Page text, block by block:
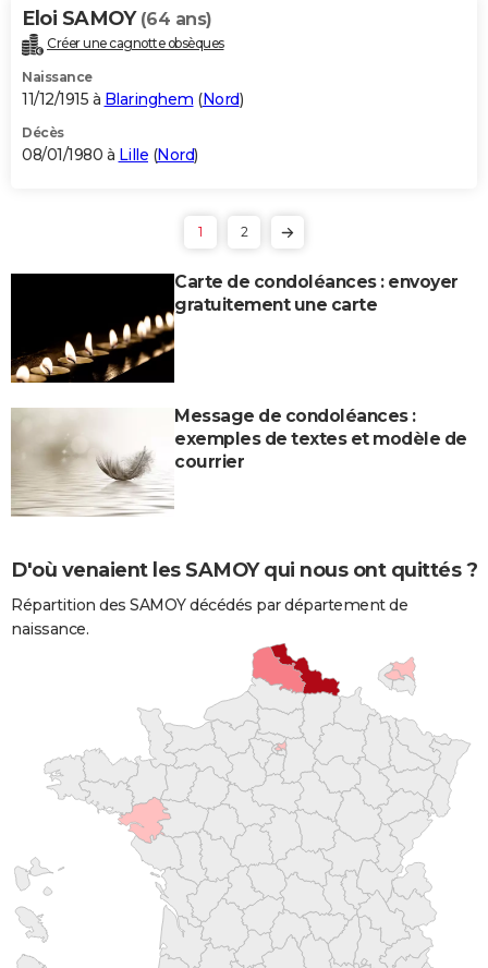
Eloi SAMOY (64 ans)
Créer une cagnotte obsèques
Naissance
11/12/1915 à Blaringhem (Nord)
Décès
08/01/1980 à Lille (Nord)
1 2
Carte de condoléances : envoyer
gratuitement une carte
Message de condoléances :
exemples de textes et modèle de
courrier
D'où venaient les SAMOY qui nous ont quittés ?
Répartition des SAMOY décédés par département de
naissance.